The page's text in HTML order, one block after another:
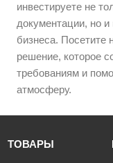
инвестируете не
документации, но
бизнеса. Посетите
решение, которое
требованиям и
атмосферу.
ТОВАРЫ